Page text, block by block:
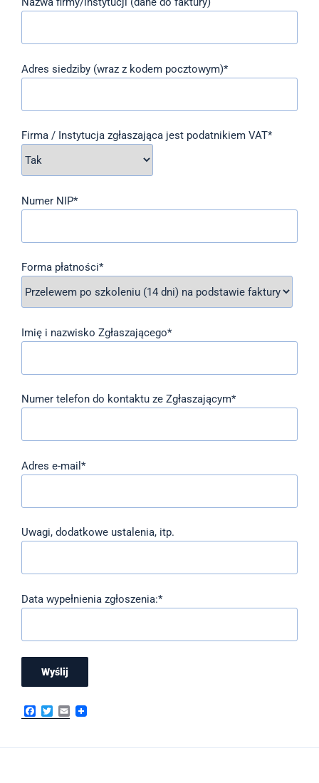
Adres siedziby (wraz z kodem pocztowym)*
Firma / Instytucja zgłaszająca jest podatnikiem VAT*
Numer NIP*
Forma płatności*
Imię i nazwisko Zgłaszającego*
Numer telefon do kontaktu ze Zgłaszającym*
Adres e-mail*
Uwagi, dodatkowe ustalenia, itp.
Data wypełnienia zgłoszenia:*
F
a
e
T
w
t
E
i